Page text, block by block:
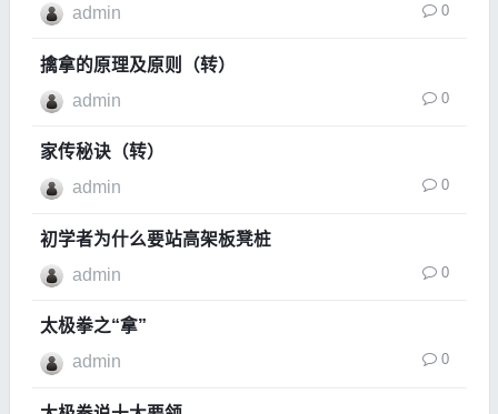
admin
0
擒拿的原理及原则（转）
admin
0
家传秘诀（转）
admin
0
初学者为什么要站高架板凳桩
admin
0
太极拳之“拿”
admin
0